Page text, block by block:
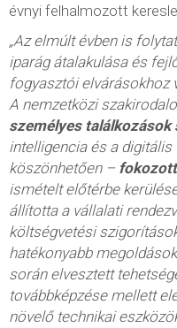
évnyi felhalmozott
„Az elmúlt évben is
iparág átalakulása és
fogyasztói elvárásokhoz
A nemzetközi
személyes találkozások
intelligencia és a digitális
köszönhetően –
ismételt előtérbe
állította a vállalati
költségvetési
hatékonyabb
során elvesztett
továbbképzése mellett
növelő technikai